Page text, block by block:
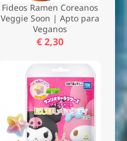
Fideos Ramen Coreanos
Veggie Soon | Apto para
Veganos
€ 2,30